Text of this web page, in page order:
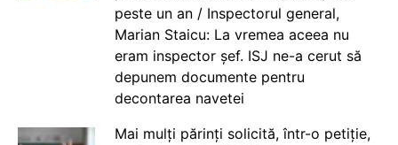
peste un an / Inspectorul general,
Marian Staicu: La vremea aceea nu
eram inspector șef. ISJ ne-a cerut să
depunem documente pentru
decontarea navetei
Mai mulți părinți solicită, într-o petiție,